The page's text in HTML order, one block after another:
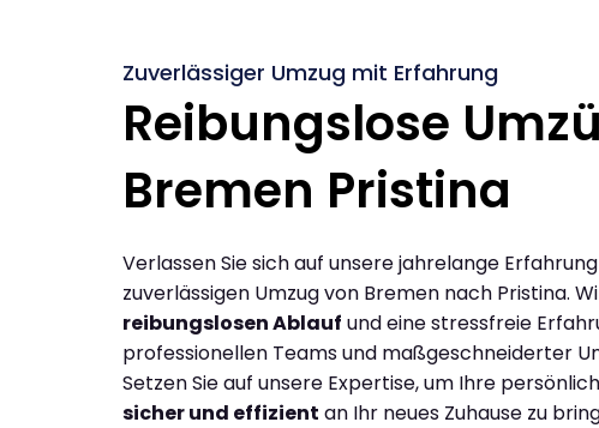
Zuverlässiger Umzug mit Erfahrung
Reibungslose
Bremen Pristina
Verlassen Sie sich auf unsere jahrelange
zuverlässigen Umzug von Bremen nach Pristina.
reibungslosen Ablauf und eine stressfreie
professionellen Teams und maßgeschneiderter
Setzen Sie auf unsere Expertise, um Ihre
sicher und effizient an Ihr neues Zuhause zu